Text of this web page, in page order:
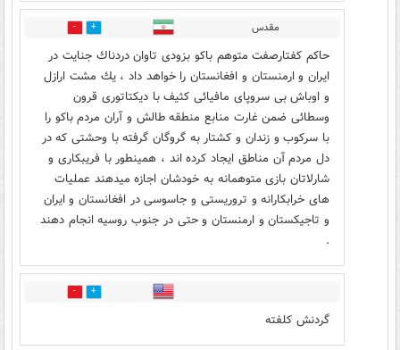
مقدس 13
حاكم كفتارصفت متوهم باكو بزودى تاوان دردناك جنايت در
ايران و ارمنستان و افغانستان را خواهد داد ، يك مشت ارازل
و اوباش بى سروپاى مافيائى كثيف با ديكتاتورى قرون
وسطائى ضمن غارت منابع منطقه طالش و آران مردم باكو را
با سركوب و زندان و كشتار به گروگان گرفته با وحشتى كه در
دل مردم آن مناطق ايجاد كرده اند ، همينطور با فريبكارى و
شارلاتان بازى متوهمانه به خودشان اجازه ميدهند عمليات
هاى خرابكارانه و تروريستى و جاسوسى در افغانستان و ايران
و تاجيكستان و ارمنستان و حتى در جنوب روسيه انجام دهند
.
7
گردنش کلفته